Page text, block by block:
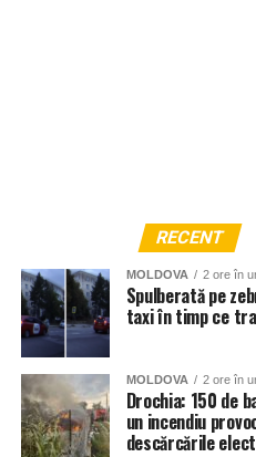
RECENT
MOLDOVA 2 ore în
Spulberată pe
taxi în timp ce
MOLDOVA 2 ore în
Drochia: 150 de
un incendiu
descărcările